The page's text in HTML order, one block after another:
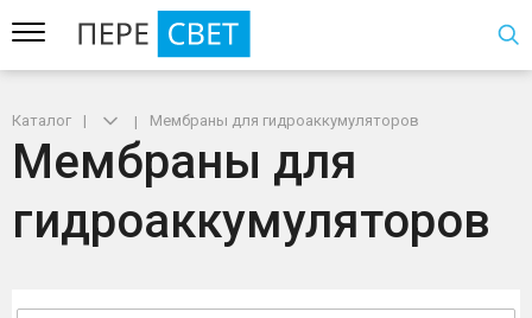
Каталог Мембраны для гидроаккумуляторов
Мембраны для
гидроаккумуляторов